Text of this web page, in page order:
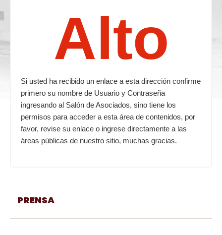
Alto
Si usted ha recibido un enlace a esta dirección confirme
primero su nombre de Usuario y Contraseña
ingresando al Salón de Asociados, sino tiene los
permisos para acceder a esta área de contenidos, por
favor, revise su enlace o ingrese directamente a las
áreas públicas de nuestro sitio, muchas gracias.
PRENSA